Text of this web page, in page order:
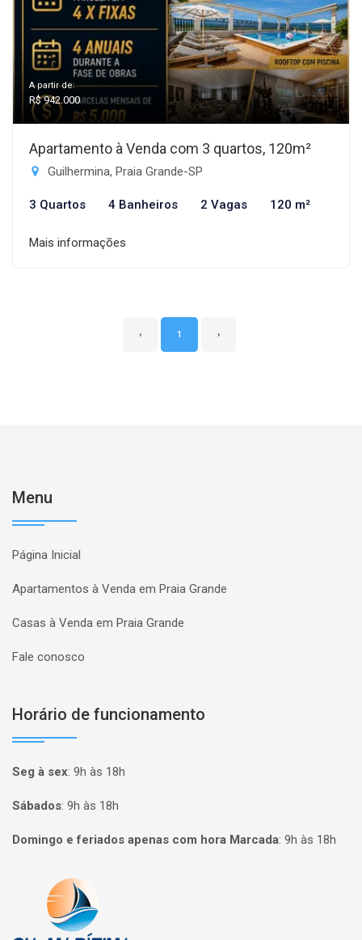
A partir de:
R$ 942.000
Apartamento à Venda com 3 quartos, 120m²
Guilhermina, Praia Grande-SP
3 Quartos 4 Banheiros 2 Vagas 120 m²
Mais informações
‹ 1 ›
Menu
Página Inicial
Apartamentos à Venda em Praia Grande
Casas à Venda em Praia Grande
Fale conosco
Horário de funcionamento
Seg à sex: 9h às 18h
Sábados: 9h às 18h
Domingo e feriados apenas com hora Marcada: 9h às 18h
Página inicial